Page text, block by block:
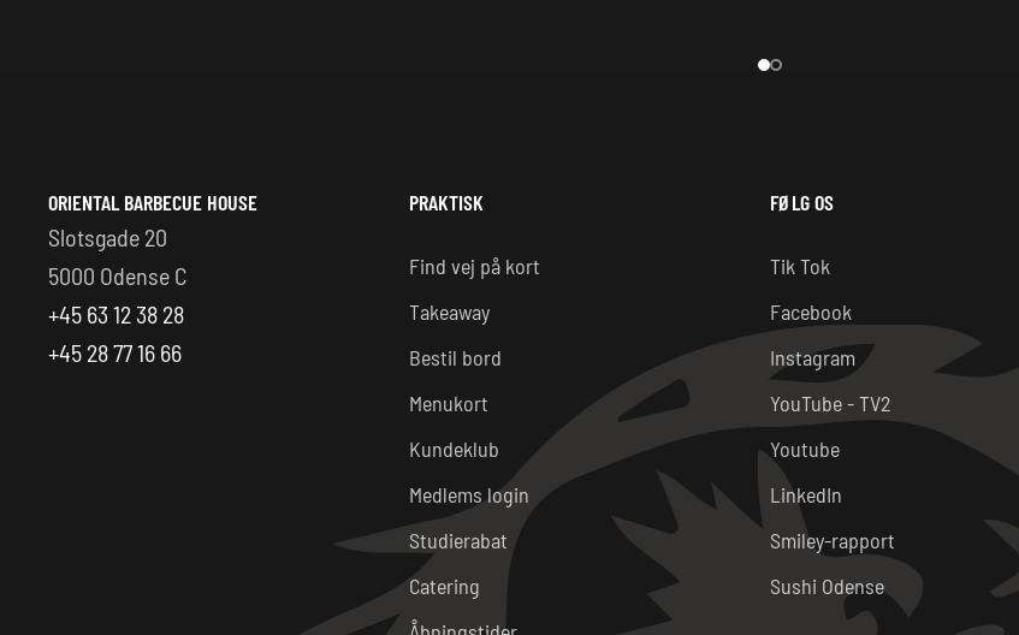
ORIENTAL BARBECUE HOUSE
Slotsgade 20
5000 Odense C
+45 63 12 38 28
+45 28 77 16 66
PRAKTISK
Find vej på kort
Takeaway
Bestil bord
Menukort
Kundeklub
Medlems login
Studierabat
Catering
FØLG OS
Tik Tok
Facebook
Instagram
YouTube - TV2
Youtube
LinkedIn
Smiley-rapport
Sushi Odense